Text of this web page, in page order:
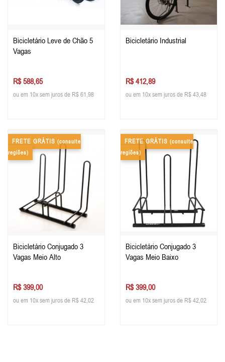
Bicicletário Leve de Chão 5
Vagas
R$ 588,65
ou em 10x sem juros de R$ 61,98
Bicicletário Industrial
R$ 412,89
ou em 10x sem juros de R$ 43,48
FRETE GRÁTIS (consulte
regiões)
Bicicletário Conjugado 3
Vagas Meio Alto
R$ 399,00
ou em 10x sem juros de R$ 42,02
FRETE GRÁTIS (consulte
regiões)
Bicicletário Conjugado 3
Vagas Meio Baixo
R$ 399,00
ou em 10x sem juros de R$ 42,02